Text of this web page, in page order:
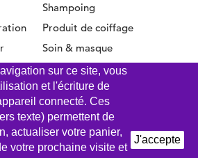
Shampoing
Produit de coiffage
Soin & masque
sur ce site, vous
et l'écriture de
connecté. Ces
texte) permettent de
actualiser votre panier,
votre prochaine visite et
J'accepte
2026 - Tous droits réservés
Conditions Générales de Vente